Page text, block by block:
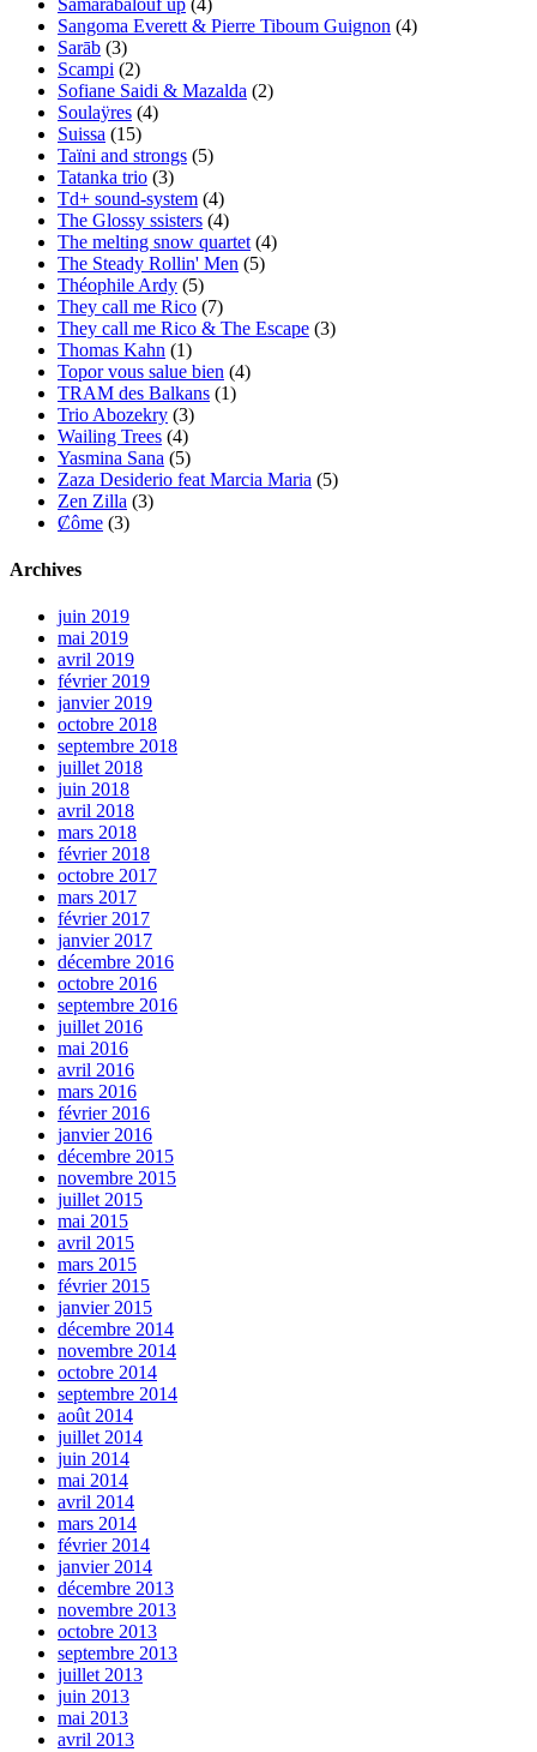
Sangoma Everett & Pierre Tiboum Guignon (4)
Sarāb (3)
Scampi (2)
Sofiane Saidi & Mazalda (2)
Soulaÿres (4)
Suissa (15)
Taïni and strongs (5)
Tatanka trio (3)
Td+ sound-system (4)
The Glossy ssisters (4)
The melting snow quartet (4)
The Steady Rollin' Men (5)
Théophile Ardy (5)
They call me Rico (7)
They call me Rico & The Escape (3)
Thomas Kahn (1)
Topor vous salue bien (4)
TRAM des Balkans (1)
Trio Abozekry (3)
Wailing Trees (4)
Yasmina Sana (5)
Zaza Desiderio feat Marcia Maria (5)
Zen Zilla (3)
Ȼôme (3)
Archives
juin 2019
mai 2019
avril 2019
février 2019
janvier 2019
octobre 2018
septembre 2018
juillet 2018
juin 2018
avril 2018
mars 2018
février 2018
octobre 2017
mars 2017
février 2017
janvier 2017
décembre 2016
octobre 2016
septembre 2016
juillet 2016
mai 2016
avril 2016
mars 2016
février 2016
janvier 2016
décembre 2015
novembre 2015
juillet 2015
mai 2015
avril 2015
mars 2015
février 2015
janvier 2015
décembre 2014
novembre 2014
octobre 2014
septembre 2014
août 2014
juillet 2014
juin 2014
mai 2014
avril 2014
mars 2014
février 2014
janvier 2014
décembre 2013
novembre 2013
octobre 2013
septembre 2013
juillet 2013
juin 2013
mai 2013
avril 2013